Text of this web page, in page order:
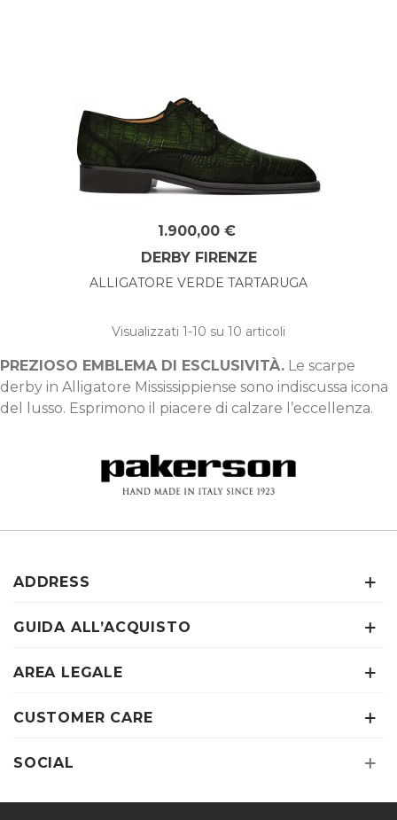
1.900,00 €
DERBY FIRENZE
ALLIGATORE VERDE TARTARUGA
Visualizzati 1-10 su 10 articoli
PREZIOSO EMBLEMA DI ESCLUSIVITÀ. Le scarpe
derby in Alligatore Mississippiense sono indiscussa icona
del lusso. Esprimono il piacere di calzare l’eccellenza.
ADDRESS
GUIDA ALL’ACQUISTO
AREA LEGALE
CUSTOMER CARE
SOCIAL